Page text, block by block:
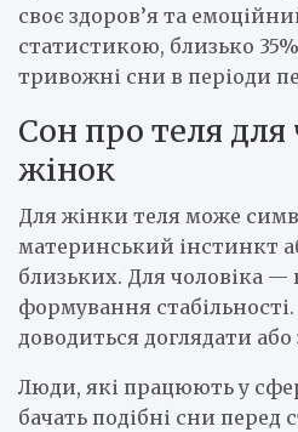
своє здоров’я та
статистикою, близько
тривожні сни в періоди
Сон про теля для
жінок
Для жінки теля може
материнський інстинкт
близьких. Для чоловіка —
формування
доводиться доглядати
Люди, які працюють у
бачать подібні сни перед